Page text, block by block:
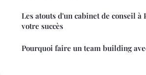
Les atouts d'un cabinet de conseil à
votre succès
Pourquoi faire un team building